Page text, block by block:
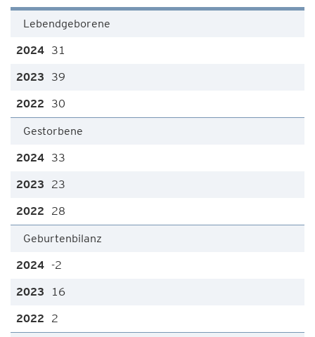
Lebendgeborene
31
39
30
Gestorbene
33
23
28
Geburtenbilanz
-2
16
2